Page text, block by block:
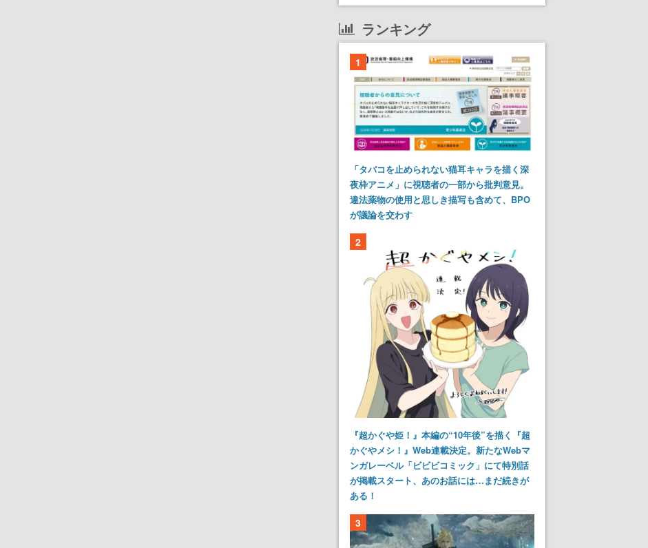
ランキング
1
「タバコを止められない猫耳キャラを描く深
夜枠アニメ」に視聴者の一部から批判意見。
違法薬物の使用と思しき描写も含めて、BPO
が議論を交わす
2
『超かぐや姫！』本編の“10年後”を描く『超
かぐやメシ！』Web連載決定。新たなWebマ
ンガレーベル「ビビビコミック」にて特別話
が掲載スタート、あのお話には…まだ続きが
ある！
3